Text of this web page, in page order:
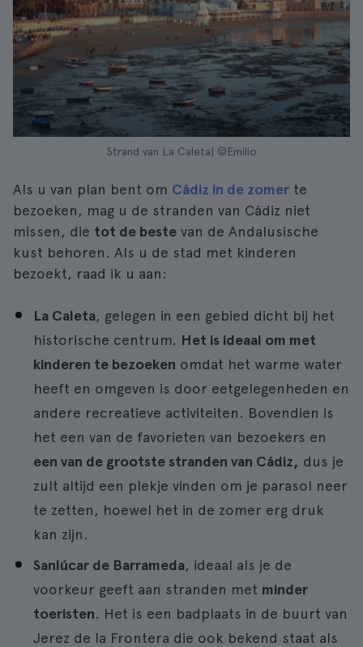
Strand van La Caleta| ©Emilio
Als u van plan bent om Cádiz in de zomer te
bezoeken, mag u de stranden van Cádiz niet
missen, die tot de beste van de Andalusische
kust behoren. Als u de stad met kinderen
bezoekt, raad ik u aan:
La Caleta, gelegen in een gebied dicht bij het
historische centrum. Het is ideaal om met
kinderen te bezoeken omdat het warme water
heeft en omgeven is door eetgelegenheden en
andere recreatieve activiteiten. Bovendien is
het een van de favorieten van bezoekers en
een van de grootste stranden van Cádiz, dus je
zult altijd een plekje vinden om je parasol neer
te zetten, hoewel het in de zomer erg druk
kan zijn.
Sanlúcar de Barrameda, ideaal als je de
voorkeur geeft aan stranden met minder
toeristen. Het is een badplaats in de buurt van
Jerez de la Frontera die ook bekend staat als